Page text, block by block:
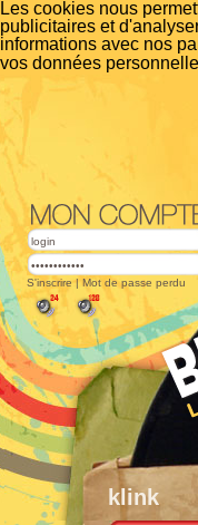
Les cookies nous
publicitaires et
informations avec nos
vos données
S'inscrire | Mot de passe perdu
klink